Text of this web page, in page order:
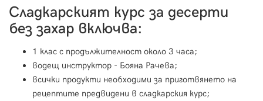
Сладкарският курс за десерти
без захар включва:
1 клас с продължителност около 3 часа;
водещ инструктор - Бояна Рачева;
всички продукти необходими за приготвянето на
рецептите предвидени в сладкарския курс;